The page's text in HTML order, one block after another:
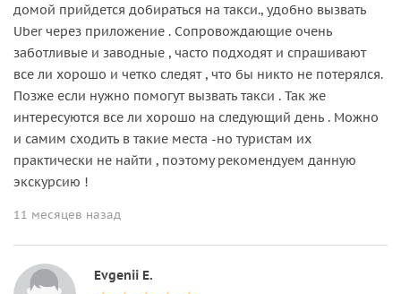
домой прийдется добираться на такси., удобно вызвать
Uber через приложение . Сопровождающие очень
заботливые и заводные , часто подходят и спрашивают
все ли хорошо и четко следят , что бы никто не потерялся.
Позже если нужно помогут вызвать такси . Так же
интересуются все ли хорошо на следующий день . Можно
и самим сходить в такие места -но туристам их
практически не найти , поэтому рекомендуем данную
экскурсию !
11 месяцев назад
Evgenii E.